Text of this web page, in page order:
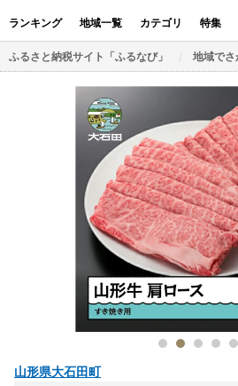
ランキング 地域一覧 カテゴリ 特集
ふるさと納税サイト「ふるなび」 地域でさ
山形県大石田町